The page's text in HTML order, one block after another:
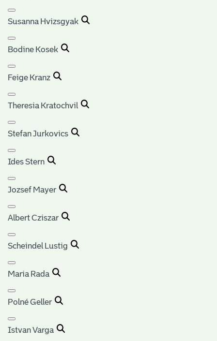
Susanna Hvizsgyak
Bodine Kosek
Feige Kranz
Theresia Kratochvil
Stefan Jurkovics
Ides Stern
Jozsef Mayer
Albert Cziszar
Scheindel Lustig
Maria Rada
Polné Geller
Istvan Varga